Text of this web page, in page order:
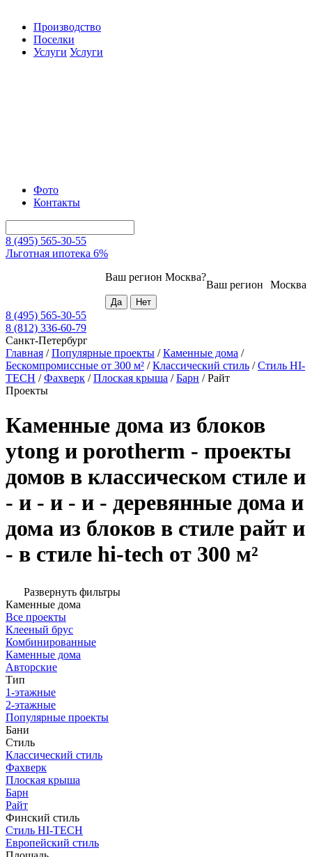
Производство
Поселки
Услуги Услуги
Фото
Контакты
8 (495) 565-30-55
Льготная ипотека 6%
Москва
Ваш регион
Ваш регион Москва?
8 (495) 565-30-55
8 (812) 336-60-79
Санкт-Петербург
Главная /Популярные проекты /Каменные дома /
Бескомпромиссные от 300 м² /Классический стиль /Стиль HI-
TECH /Фахверк /Плоская крыша /Барн /Райт
Проекты
Каменные дома из блоков
ytong и porotherm - проекты
домов в классическом стиле и
- и - и - и - деревянные дома и
дома из блоков в стиле райт и
- в стиле hi-tech от 300 м²
Развернуть фильтры
Каменные дома
Все проекты
Клееный брус
Комбинированные
Каменные дома
Авторские
Тип
1-этажные
2-этажные
Популярные проекты
Бани
Стиль
Классический стиль
Фахверк
Плоская крыша
Барн
Райт
Финский стиль
Стиль HI-TECH
Европейский стиль